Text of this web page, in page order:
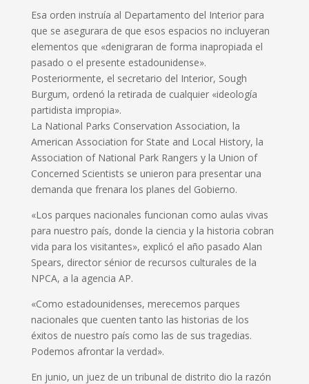
Esa orden instruía al Departamento del Interior para
que se asegurara de que esos espacios no incluyeran
elementos que «denigraran de forma inapropiada el
pasado o el presente estadounidense».
Posteriormente, el secretario del Interior, Sough
Burgum, ordenó la retirada de cualquier «ideología
partidista impropia».
La National Parks Conservation Association, la
American Association for State and Local History, la
Association of National Park Rangers y la Union of
Concerned Scientists se unieron para presentar una
demanda que frenara los planes del Gobierno.
«Los parques nacionales funcionan como aulas vivas
para nuestro país, donde la ciencia y la historia cobran
vida para los visitantes», explicó el año pasado Alan
Spears, director sénior de recursos culturales de la
NPCA, a la agencia AP.
«Como estadounidenses, merecemos parques
nacionales que cuenten tanto las historias de los
éxitos de nuestro país como las de sus tragedias.
Podemos afrontar la verdad».
En junio, un juez de un tribunal de distrito dio la razón